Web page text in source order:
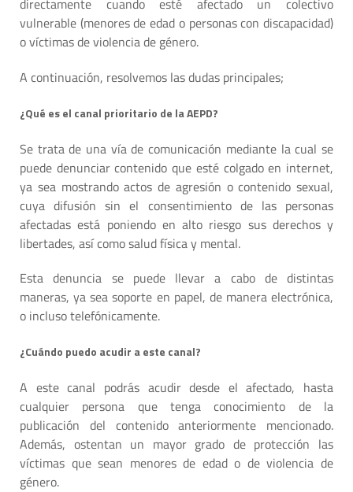
directamente cuando esté afectado un colectivo
vulnerable (menores de edad o personas con discapacidad)
o víctimas de violencia de género.
A continuación, resolvemos las dudas principales;
¿Qué es el canal prioritario de la AEPD?
Se trata de una vía de comunicación mediante la cual se
puede denunciar contenido que esté colgado en internet,
ya sea mostrando actos de agresión o contenido sexual,
cuya difusión sin el consentimiento de las personas
afectadas está poniendo en alto riesgo sus derechos y
libertades, así como salud física y mental.
Esta denuncia se puede llevar a cabo de distintas
maneras, ya sea soporte en papel, de manera electrónica,
o incluso telefónicamente.
¿Cuándo puedo acudir a este canal?
A este canal podrás acudir desde el afectado, hasta
cualquier persona que tenga conocimiento de la
publicación del contenido anteriormente mencionado.
Además, ostentan un mayor grado de protección las
víctimas que sean menores de edad o de violencia de
género.